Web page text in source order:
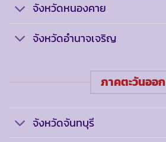
จังหวัดหนองคาย
จังหวัดอำนาจเจริญ
ภาคตะวันออก
จังหวัดจันทบุรี